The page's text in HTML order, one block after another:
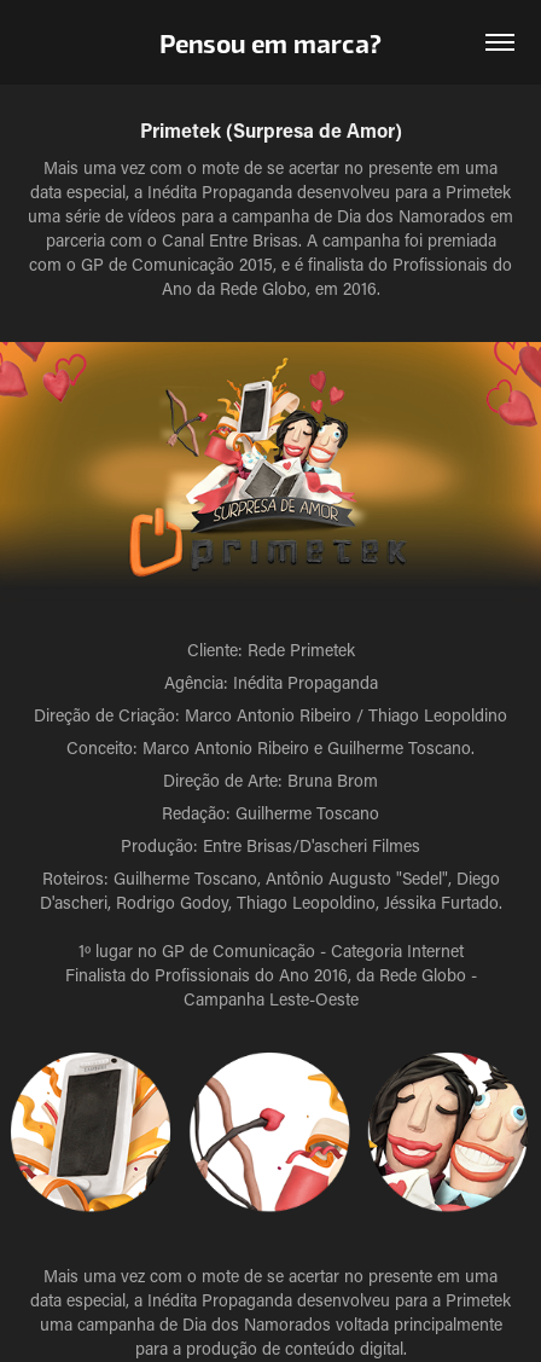
Pensou em marca?
Primetek (Surpresa de Amor)
Mais uma vez com o mote de se acertar no presente em uma
data especial, a Inédita Propaganda desenvolveu para a Primetek
uma série de vídeos para a campanha de Dia dos Namorados em
parceria com o Canal Entre Brisas. A campanha foi premiada
com o GP de Comunicação 2015, e é finalista do Profissionais do
Ano da Rede Globo, em 2016.
Cliente: Rede Primetek
Agência: Inédita Propaganda
Direção de Criação: Marco Antonio Ribeiro / Thiago Leopoldino
Conceito: Marco Antonio Ribeiro e Guilherme Toscano.
Direção de Arte: Bruna Brom
Redação: Guilherme Toscano
Produção: Entre Brisas/D'ascheri Filmes
Roteiros: Guilherme Toscano, Antônio Augusto "Sedel", Diego
D'ascheri, Rodrigo Godoy, Thiago Leopoldino, Jéssika Furtado.
1º lugar no GP de Comunicação - Categoria Internet
Finalista do Profissionais do Ano 2016, da Rede Globo -
Campanha Leste-Oeste
Mais uma vez com o mote de se acertar no presente em uma
data especial, a Inédita Propaganda desenvolveu para a Primetek
uma campanha de Dia dos Namorados voltada principalmente
para a produção de conteúdo digital.